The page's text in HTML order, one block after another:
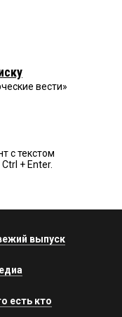
вести»
с текстом
+ Enter.
выпуск
есть кто